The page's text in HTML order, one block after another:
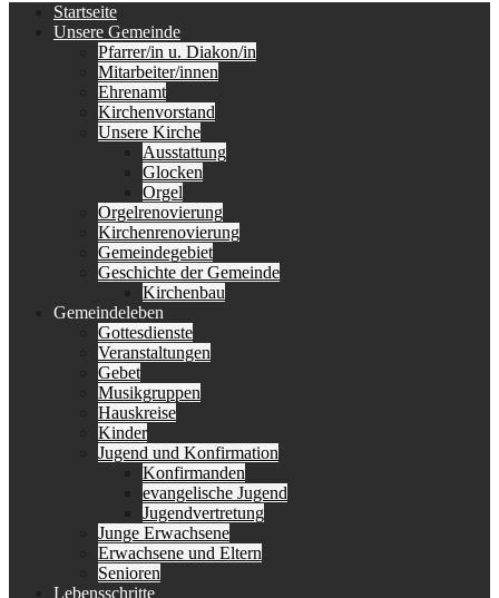
Erstes
Menü
Startseite
Unsere Gemeinde
Pfarrer/in u. Diakon/in
Mitarbeiter/innen
Ehrenamt
Kirchenvorstand
Unsere Kirche
Ausstattung
Glocken
Orgel
Orgelrenovierung
Kirchenrenovierung
Gemeindegebiet
Geschichte der Gemeinde
Kirchenbau
Gemeindeleben
Gottesdienste
Veranstaltungen
Gebet
Musikgruppen
Hauskreise
Kinder
Jugend und Konfirmation
Konfirmanden
evangelische Jugend
Jugendvertretung
Junge Erwachsene
Erwachsene und Eltern
Senioren
Lebensschritte